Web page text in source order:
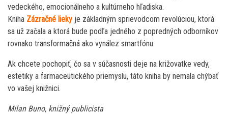
vedeckého, emocionálneho a kultúrneho hľadiska.
Kniha Zázračné lieky je základným sprievodcom revolúciou, ktorá
sa už začala a ktorá bude podľa jedného z popredných odborníkov
rovnako transformačná ako vynález smartfónu.
Ak chcete pochopiť, čo sa v súčasnosti deje na križovatke vedy,
estetiky a farmaceutického priemyslu, táto kniha by nemala chýbať
vo vašej knižnici.
Milan Buno, knižný publicista